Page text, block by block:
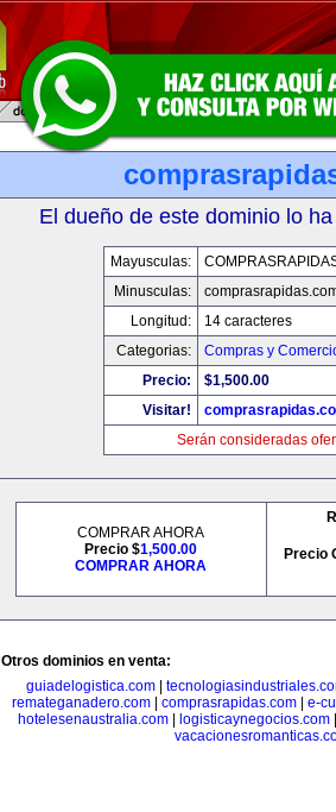
El dueño de este dominio lo
Mayusculas:
Minusculas:
Longitud:
14 caracteres
Categorias:
Compras y
Precio:
$1,500.00
Visitar!
Serán consideradas
COMPRAR AHORA
Precio $1,500.00
COMPRAR AHORA
Precio
Otros dominios en venta:
guiadelogistica.com|
remateganadero.com
comprasrapidas.com
e-
hotelesenaustralia.com| logisticaynegocios.com